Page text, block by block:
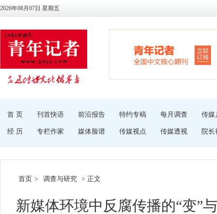
2026年08月07日 星期五
首 页 刊首快语 前沿报告 特约专稿 每月调查 传媒
经 历 专栏作家 媒体脸谱 传媒视点 传媒透视 院长
首页 > 调查与研究 > 正文
新媒体环境中反腐传播的“变”